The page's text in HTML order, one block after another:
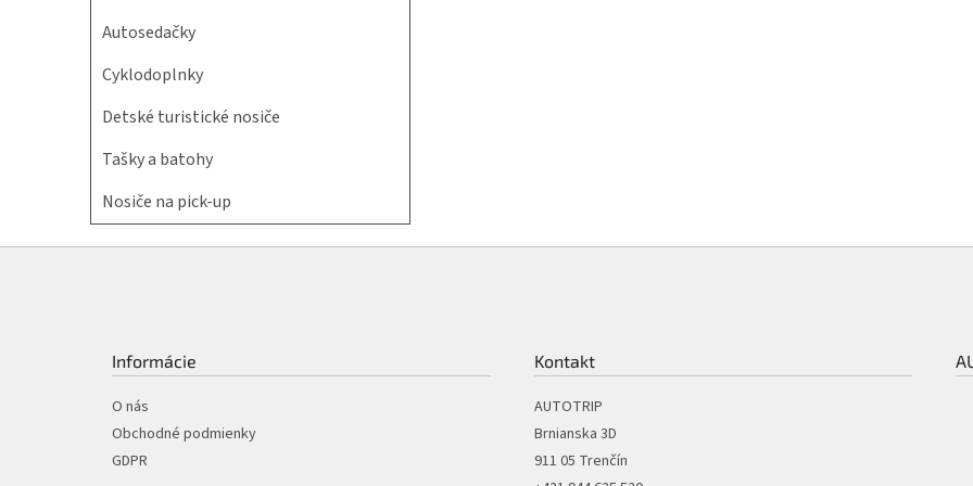
Autosedačky
Cyklodoplnky
Detské turistické nosiče
Tašky a batohy
Nosiče na pick-up
Informácie
O nás
Obchodné podmienky
GDPR
Kontakt
AUTOTRIP
Brnianska 3D
911 05 Trenčín